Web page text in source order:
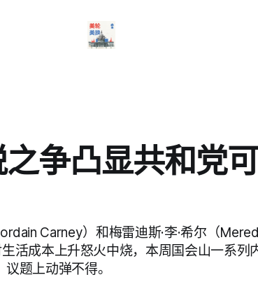
争凸显共和党
Carney）和梅雷迪斯·李·希尔（
活成本上升怒火中烧，本周国会山一系列
题上动弹不得。